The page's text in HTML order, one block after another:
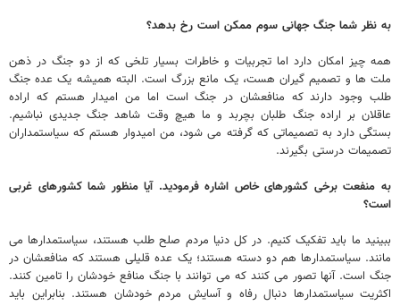
به نظر شما جنگ جهانی سوم ممکن است رخ بدهد؟
همه چیز امکان دارد اما تجربیات و خاطرات بسیار تلخی که از دو جنگ در ذهن
ملت ها و تصمیم گیران هست، یک مانع بزرگ است. البته همیشه یک عده جنگ
طلب وجود دارند که منافعشان در جنگ است اما من امیدار هستم که اراده
عاقلان بر اراده جنگ طلبان بچربد و ما هیچ وقت شاهد جنگ جدیدی نباشیم.
بستگی دارد به تصمیماتی که گرفته می شود، من امیدوار هستم که سیاستمداران
تصمیمات درستی بگیرند.
به منفعت برخی کشورهای خاص اشاره فرمودید. آیا منظور شما کشورهای غربی
است؟
ببینید ما باید تفکیک کنیم. در کل دنیا مردم صلح طلب هستند، سیاستمدارها می
مانند. سیاستمدارها هم دو دسته هستند؛ یک عده قلیلی هستند که منافعشان در
جنگ است. آنها تصور می کنند که می توانند با جنگ منافع خودشان را تامین کنند.
اکثریت سیاستمدارها دنبال رفاه و آسایش مردم خودشان هستند. بنابراین باید